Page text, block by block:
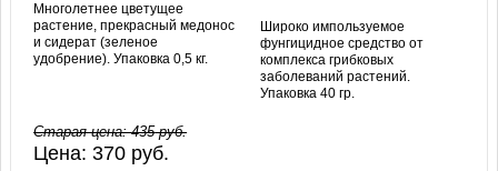
Многолетнее цветущее
растение, прекрасный медонос
и сидерат (зеленое
удобрение). Упаковка 0,5 кг.
Старая цена:435руб.
Цена:370 руб.
Широко импользуемое
фунгицидное средство от
комплекса грибковых
заболеваний растений.
Упаковка 40 гр.